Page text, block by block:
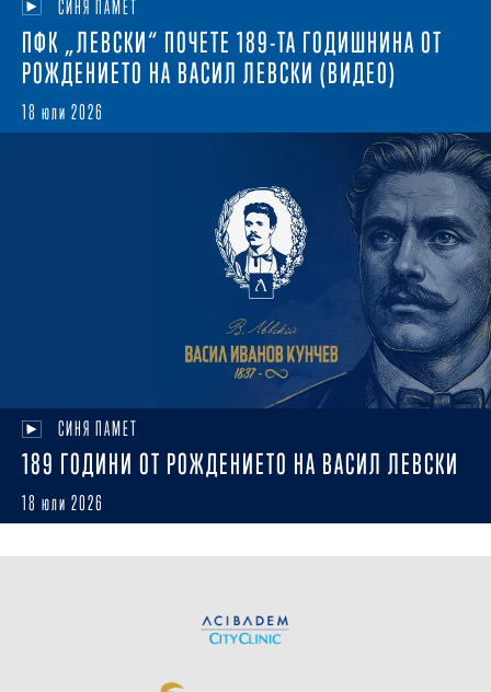
СИНЯ ПАМЕТ
ПФК „ЛЕВСКИ“ ПОЧЕТЕ 189-ТА ГОДИШНИНА ОТ
РОЖДЕНИЕТО НА ВАСИЛ ЛЕВСКИ (ВИДЕО)
18 юли 2026
СИНЯ ПАМЕТ
189 ГОДИНИ ОТ РОЖДЕНИЕТО НА ВАСИЛ ЛЕВСКИ
18 юли 2026